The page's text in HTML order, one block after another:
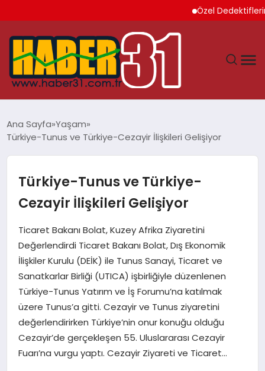
Özel Dedektiflerin
HATAY
YAŞAM
EKONOMI
GÜNDEM
MAGAZIN
SAĞLIK
TEKNOLOJI
Ana Sayfa Yaşam
Türkiye-Tunus ve Türkiye-Cezayir İlişkileri Gelişiyor
Türkiye-Tunus ve Türkiye-
Cezayir İlişkileri Gelişiyor
Ticaret Bakanı Bolat, Kuzey Afrika Ziyaretini
Değerlendirdi Ticaret Bakanı Bolat, Dış Ekonomik
İlişkiler Kurulu (DEİK) ile Tunus Sanayi, Ticaret ve
Sanatkarlar Birliği (UTICA) işbirliğiyle düzenlenen
Türkiye-Tunus Yatırım ve İş Forumu’na katılmak
üzere Tunus’a gitti. Cezayir ve Tunus ziyaretini
değerlendirirken Türkiye’nin onur konuğu olduğu
Cezayir’de gerçekleşen 55. Uluslararası Cezayir
Fuarı’na vurgu yaptı. Cezayir Ziyareti ve Ticaret…